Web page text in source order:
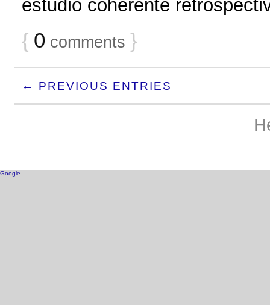
estudio coherente
{ 0 comments }
← PREVIOUS ENTRIES
Google